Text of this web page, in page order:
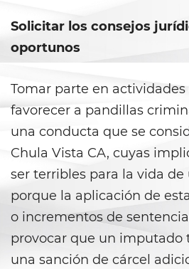
Aumento de
de Fuego
Dañar Líneas
Públicos
Incendio
Invasión
Propiedad
Invasión de
Solicitar los consejos
oportunos
Tomar parte en
favorecer a pandillas
una conducta que se
Chula Vista CA, cuyas
ser terribles para la vida
porque la aplicación de
o incrementos de
provocar que un
una sanción de cárcel